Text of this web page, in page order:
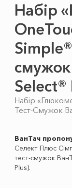
Набір
Select®
Набір
Тест-Смужок
ВанТач
Селект Плюс
тест-смужок
Plus).